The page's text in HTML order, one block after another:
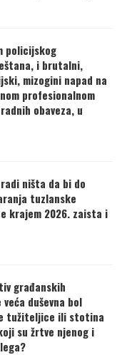
policijskog
i brutalni,
mizogini napad na
profesionalnom
obaveza, u
ništa da bi do
tuzlanske
krajem 2026. zaista i
građanskih
duševna bol
tužiteljice ili stotina
su žrtve njenog i